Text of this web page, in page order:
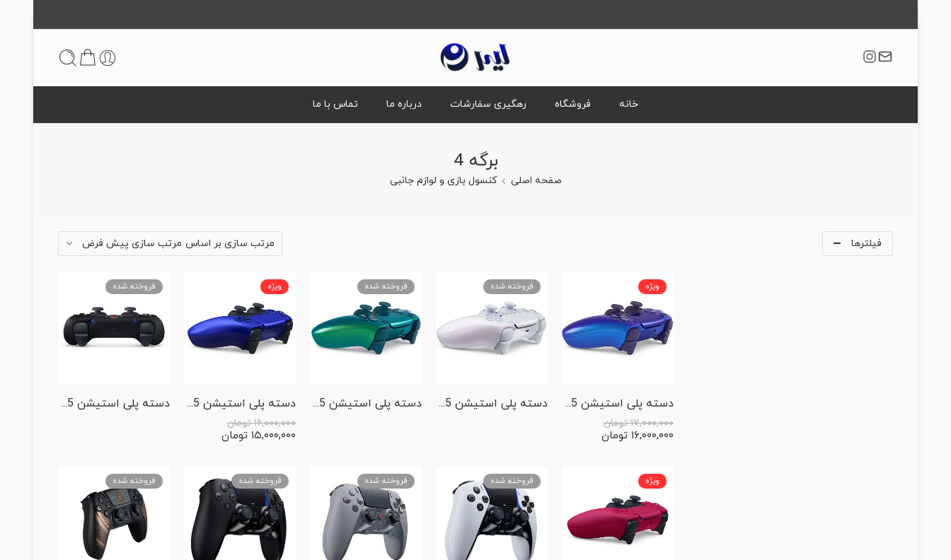
خانه فروشگاه رهگیری سفارشات درباره ما تماس با ما
برگه 4
صفحه اصلی کنسول بازی و لوازم جانبی
فیلترها مرتب سازی بر اساس مرتب سازی پیش فرض
ویژه
دسته پلی استیشن 5 مدل PS5 Dualsense Chroma Indigo
۱۷,۰۰۰,۰۰۰ تومان
۱۶,۰۰۰,۰۰۰ تومان
فروخته شده
دسته پلی استیشن 5 مدل PS5 Dualsense Chroma Pearl
فروخته شده
دسته پلی استیشن 5 مدل PS5 Dualsense Chroma Teal
ویژه
دسته پلی استیشن 5 مدل PS5 Dualsense Cobalt Blue
۱۶,۰۰۰,۰۰۰ تومان
۱۵,۰۰۰,۰۰۰ تومان
فروخته شده
دسته پلی استیشن 5 مدل PS5 Dualsense Concord Limited Edition
ویژه فروخته شده فروخته شده فروخته شده فروخته شده